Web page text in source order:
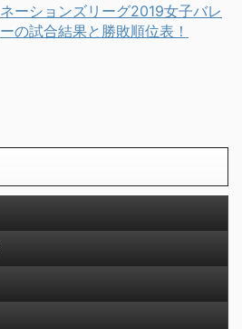
ネーションズリーグ2019女子バレ
ーの試合結果と勝敗順位表！